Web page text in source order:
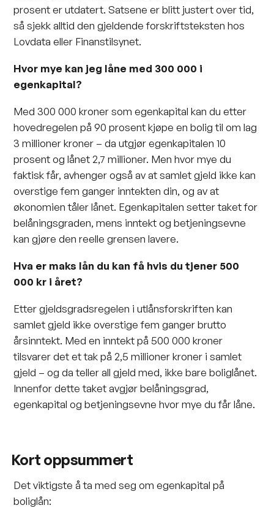
prosent er utdatert. Satsene er blitt justert over tid,
så sjekk alltid den gjeldende forskriftsteksten hos
Lovdata eller Finanstilsynet.
Hvor mye kan jeg låne med 300 000 i
egenkapital?
Med 300 000 kroner som egenkapital kan du etter
hovedregelen på 90 prosent kjøpe en bolig til om lag
3 millioner kroner – da utgjør egenkapitalen 10
prosent og lånet 2,7 millioner. Men hvor mye du
faktisk får, avhenger også av at samlet gjeld ikke kan
overstige fem ganger inntekten din, og av at
økonomien tåler lånet. Egenkapitalen setter taket for
belåningsgraden, mens inntekt og betjeningsevne
kan gjøre den reelle grensen lavere.
Hva er maks lån du kan få hvis du tjener 500
000 kr i året?
Etter gjeldsgradsregelen i utlånsforskriften kan
samlet gjeld ikke overstige fem ganger brutto
årsinntekt. Med en inntekt på 500 000 kroner
tilsvarer det et tak på 2,5 millioner kroner i samlet
gjeld – og da teller all gjeld med, ikke bare boliglånet.
Innenfor dette taket avgjør belåningsgrad,
egenkapital og betjeningsevne hvor mye du får låne.
Kort oppsummert
Det viktigste å ta med seg om egenkapital på
boliglån: